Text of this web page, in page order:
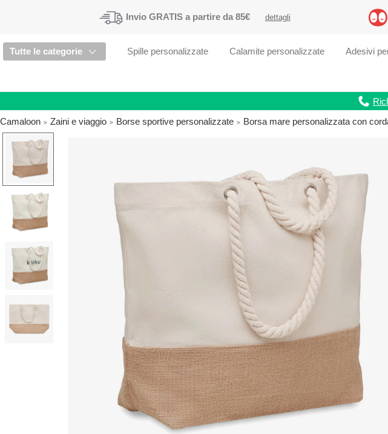
Invio GRATIS a partire da 85€ dettagli
Tutte le categorie Spille personalizzate Calamite personalizzate Adesivi
Camaloon
Zaini e viaggio Borse sportive personalizzate Borsa mare personalizzata con